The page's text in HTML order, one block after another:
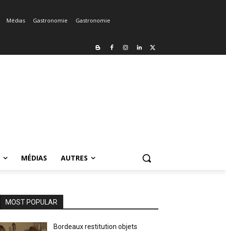
Médias Gastronomie
Gastronomie
MÉDIAS AUTRES
MOST POPULAR
Bordeaux restitution objets